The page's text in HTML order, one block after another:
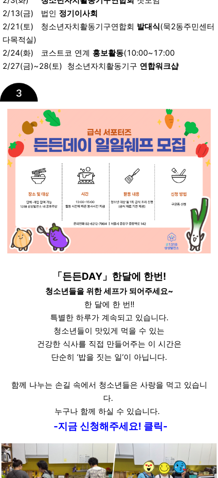
2/13(금) 법인 정기이사회
2/21(토) 청소년자치활동기구연합회 발대식(묵2동주민센터
다목적실)
2/24(화) 코스트코 연계 홍보활동(10:00~17:00
2/27(금)~28(토) 청소년자치활동기구 연합워크샵
「든든DAY」 한달에 한번!
청소년들을 위한 세프가 되어주세요~
한 달에 한 번!!
특별한 하루가 계속되고 있습니다.
청소년들이 맛있게 먹을 수 있는
건강한 식사를 직접 만들어주는 이 시간은
단순히 ‘밥을 짓는 일’이 아닙니다.
함께 나누는 손길 속에서 청소년들은 사랑을 먹고 있습니
다.
누구나 함께 하실 수 있습니다.
-지금 신청해주세요! 클릭-